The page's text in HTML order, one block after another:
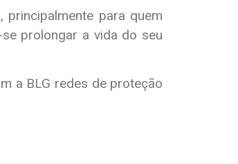
para quem
prolongar a vida do seu
a BLG redes de proteção